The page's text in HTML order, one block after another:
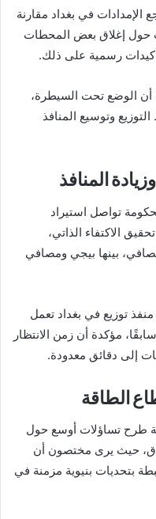
الإمدادات في بغداد مقارنة
حول إغلاق بعض المحطات
رسمية على ذلك.
أن الوضع تحت السيطرة،
وتوسيع المنافذ
المنافذ
تواصل استيراد
الاكتفاء الذاتي،
بينها بيجي ومصافي
وأضافت الوزارة أنها فعّلت أكثر من 25 منفذ توزيع في بغداد تعمل
مؤكدة أن زمن الانتظار
إلى دقائق معدودة.
الطاقة
طرح تساؤلات أوسع حول
حيث يرى مختصون أن
بتحديات بنيوية مزمنة في